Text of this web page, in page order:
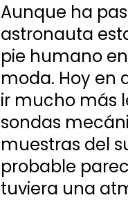
Aunque ha
astronauta
pie humano
moda. Hoy en
ir mucho más
sondas
muestras del
probable
tuviera una